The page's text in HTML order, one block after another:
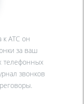
к АТС он
за ваш
телефонных
звонков